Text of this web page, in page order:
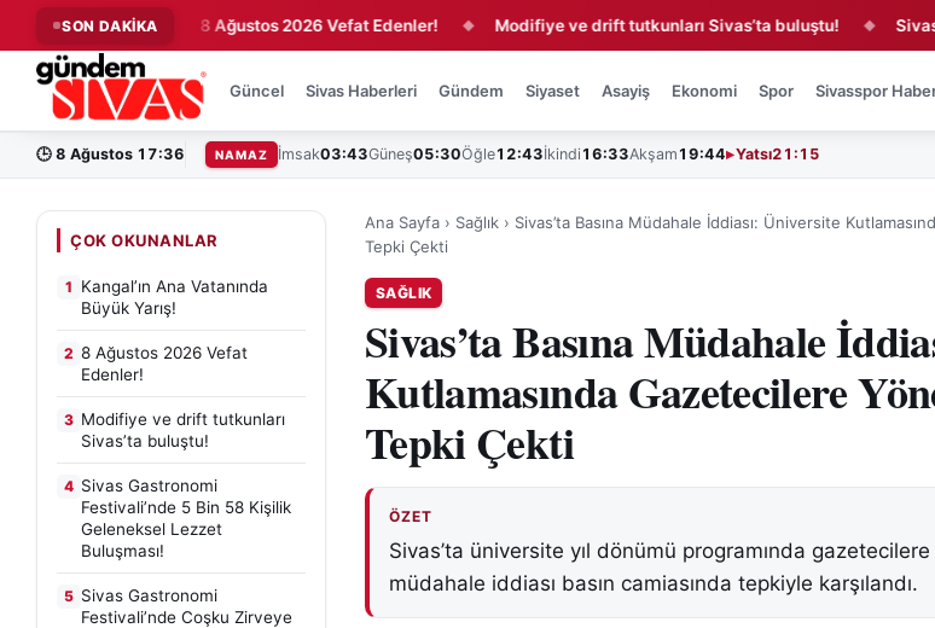
SON DAKİKA
Yarış! ◆ 8 Ağustos 2026 Vefat Edenler! ◆ Modifiye ve drift tutkunları Sivas’ta buluştu! ◆ Sivas
Güncel Sivas Haberleri Gündem Siyaset Asayiş Ekonomi Spor Sivasspor
🕒 8 Ağustos 17:36 NAMAZ İmsak03:43Güneş05:30Öğle12:43İkindi 16:33Akşam 19:44 Yatsı21:15
ÇOK OKUNANLAR
1 Kangal’ın Ana Vatanında
Büyük Yarış!
2 8 Ağustos 2026 Vefat
Edenler!
3 Modifiye ve drift tutkunları
Sivas’ta buluştu!
4 Sivas Gastronomi
Festivali’nde 5 Bin 58 Kişilik
Geleneksel Lezzet
Buluşması!
5 Sivas Gastronomi
Festivali’nde Coşku Zirveye
Ana Sayfa › Sağlık › Sivas’ta Basına Müdahale İddiası: Üniversite
Tepki Çekti
SAĞLIK
Sivas’ta Basına Müdahale
Kutlamasında Gazetecilere
Tepki Çekti
ÖZET
Sivas’ta üniversite yıl dönümü programında
müdahale iddiası basın camiasında tepkiyle karşılandı.